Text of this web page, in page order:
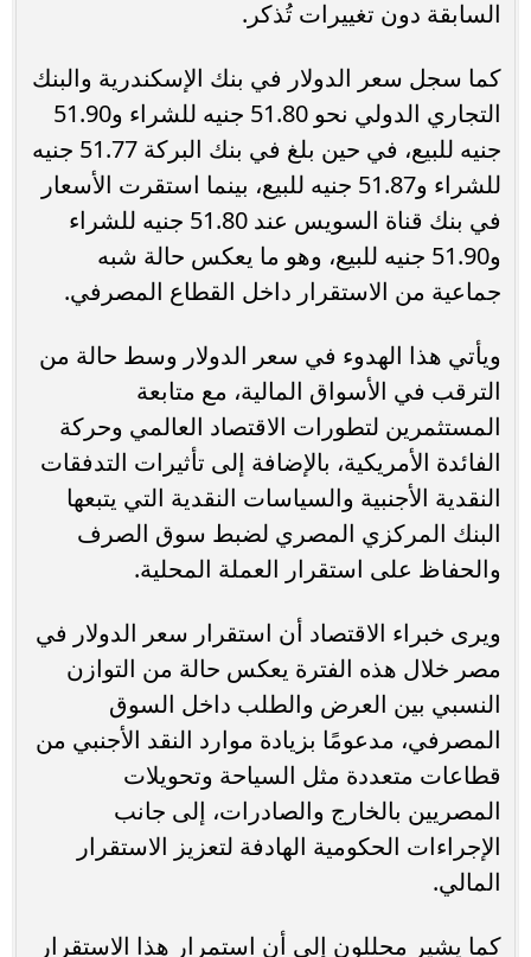
السابقة دون تغييرات تُذكر.
كما سجل سعر الدولار في بنك الإسكندرية والبنك
التجاري الدولي نحو 51.80 جنيه للشراء و51.90
جنيه للبيع، في حين بلغ في بنك البركة 51.77 جنيه
للشراء و51.87 جنيه للبيع، بينما استقرت الأسعار
في بنك قناة السويس عند 51.80 جنيه للشراء
و51.90 جنيه للبيع، وهو ما يعكس حالة شبه
جماعية من الاستقرار داخل القطاع المصرفي.
ويأتي هذا الهدوء في سعر الدولار وسط حالة من
الترقب في الأسواق المالية، مع متابعة
المستثمرين لتطورات الاقتصاد العالمي وحركة
الفائدة الأمريكية، بالإضافة إلى تأثيرات التدفقات
النقدية الأجنبية والسياسات النقدية التي يتبعها
البنك المركزي المصري لضبط سوق الصرف
والحفاظ على استقرار العملة المحلية.
ويرى خبراء الاقتصاد أن استقرار سعر الدولار في
مصر خلال هذه الفترة يعكس حالة من التوازن
النسبي بين العرض والطلب داخل السوق
المصرفي، مدعومًا بزيادة موارد النقد الأجنبي من
قطاعات متعددة مثل السياحة وتحويلات
المصريين بالخارج والصادرات، إلى جانب
الإجراءات الحكومية الهادفة لتعزيز الاستقرار
المالي.
كما يشير محللون إلى أن استمرار هذا الاستقرار